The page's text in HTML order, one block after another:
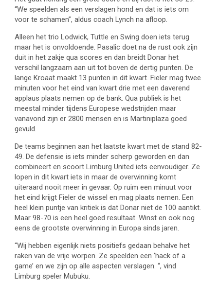
“We speelden als een verslagen hond en dat is iets om
voor te schamen”, aldus coach Lynch na afloop.
Alleen het trio Lodwick, Tuttle en Swing doen iets terug
maar het is onvoldoende. Pasalic doet na de rust ook zijn
duit in het zakje qua scores en dan breidt Donar het
verschil langzaam aan uit tot boven de dertig punten. De
lange Kroaat maakt 13 punten in dit kwart. Fieler mag twee
minuten voor het eind van kwart drie met een daverend
applaus plaats nemen op de bank. Qua publiek is het
meestal minder tijdens Europese wedstrijden maar
vanavond zijn er 2800 mensen en is Martiniplaza goed
gevuld.
De teams beginnen aan het laatste kwart met de stand 82-
49. De defensie is iets minder scherp geworden en dan
combineert en scoort Limburg United iets eenvoudiger. Ze
lopen in dit kwart iets in maar de overwinning komt
uiteraard nooit meer in gevaar. Op ruim een minuut voor
het eind krijgt Fieler de wissel en mag plaats nemen. Een
heel klein puntje van kritiek is dat Donar niet de 100 aantikt.
Maar 98-70 is een heel goed resultaat. Winst en ook nog
eens de grootste overwinning in Europa sinds jaren.
“Wij hebben eigenlijk niets positiefs gedaan behalve het
raken van de vrije worpen. Ze speelden een ‘hack of a
game’ en we zijn op alle aspecten verslagen. “, vind
Limburg speler Mubuku.